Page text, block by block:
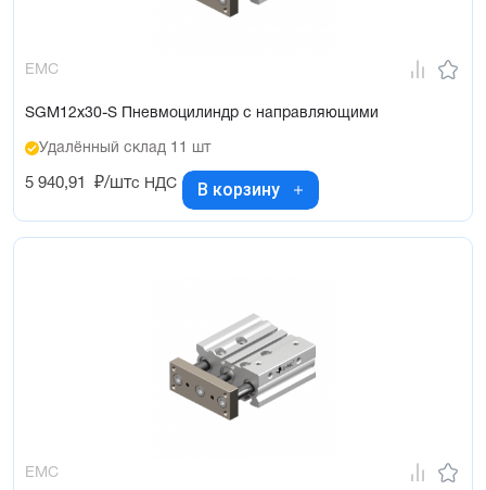
EMC
SGM12x30-S Пневмоцилиндр с направляющими
Удалённый склад 11 шт
5 940,91 ₽/штс НДС В корзину
EMC